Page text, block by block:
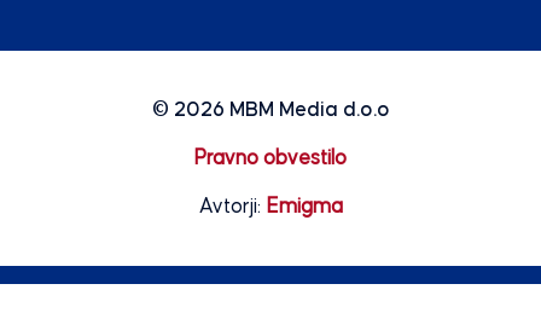
© 2026 MBM Media d.o.o
Pravno obvestilo
Avtorji: Emigma